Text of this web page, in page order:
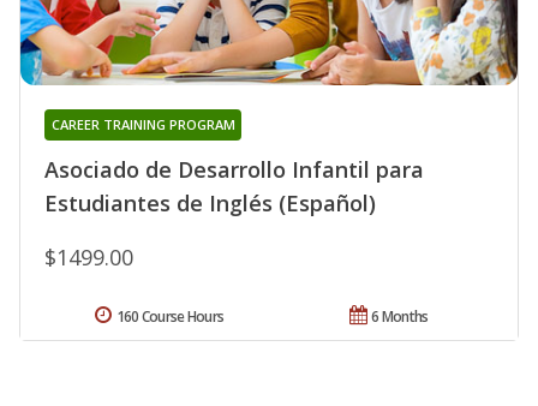
Asociado de Desarrollo Infantil para
Estudiantes de Inglés (Español)
CAREER TRAINING PROGRAM
$1499.00
6 Months
160 Course Hours